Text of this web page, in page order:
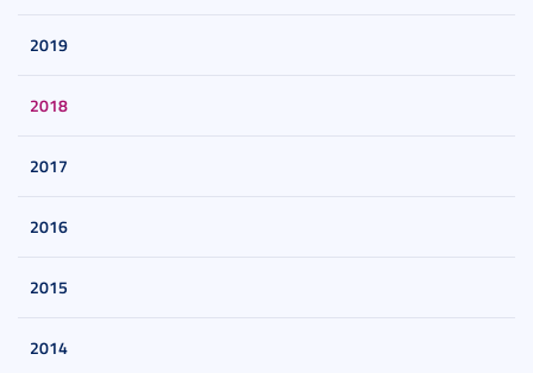
2019
2018
2017
2016
2015
2014